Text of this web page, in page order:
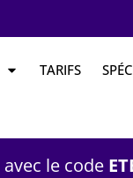
TARIFS
avec le code